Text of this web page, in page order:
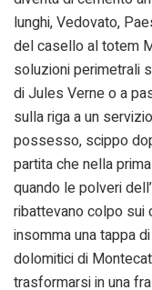
lunghi, Vedovato,
del casello al totem
soluzioni perimetrali
di Jules Verne o a
sulla riga a un
possesso, scippo
partita che nella
quando le polveri
ribattevano colpo sui
insomma una tappa
dolomitici di
trasformarsi in una